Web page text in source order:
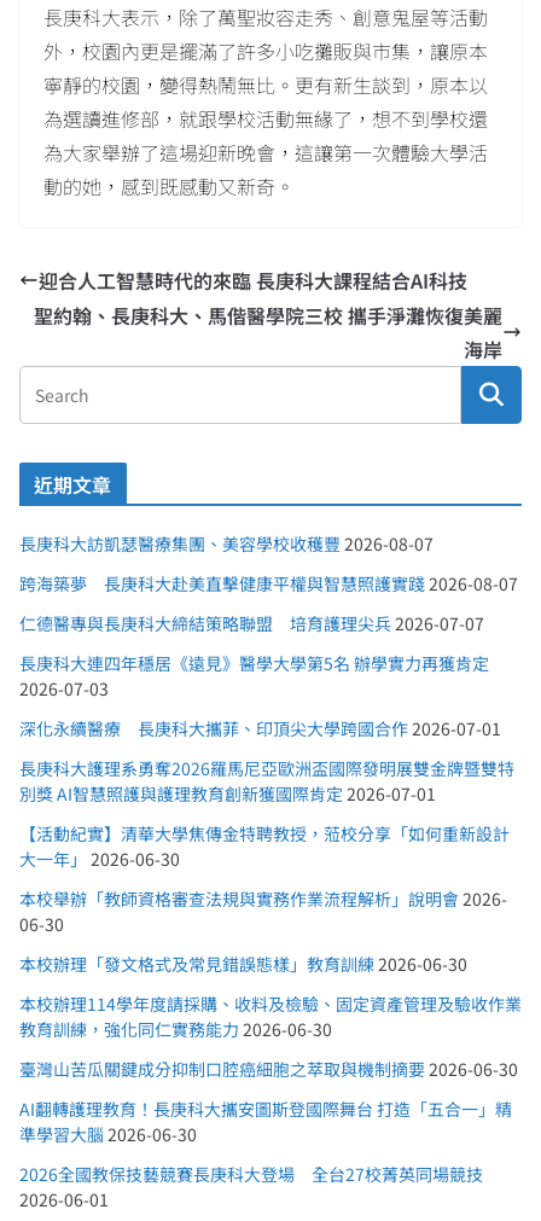
長庚科大表示，除了萬聖妝容走秀、創意鬼屋等活動
外，校園內更是擺滿了許多小吃攤販與市集，讓原本
寧靜的校園，變得熱鬧無比。更有新生談到，原本以
為選讀進修部，就跟學校活動無緣了，想不到學校還
為大家舉辦了這場迎新晚會，這讓第一次體驗大學活
動的她，感到既感動又新奇。
迎合人工智慧時代的來臨 長庚科大課程結合AI科技
聖約翰、長庚科大、馬偕醫學院三校 攜手淨灘恢復美麗
海岸
近期文章
長庚科大訪凱瑟醫療集團、美容學校收穫豐 2026-08-07
跨海築夢 長庚科大赴美直擊健康平權與智慧照護實踐 2026-08-07
仁德醫專與長庚科大締結策略聯盟 培育護理尖兵 2026-07-07
長庚科大連四年穩居《遠見》醫學大學第5名 辦學實力再獲肯定
2026-07-03
深化永續醫療 長庚科大攜菲、印頂尖大學跨國合作 2026-07-01
長庚科大護理系勇奪2026羅馬尼亞歐洲盃國際發明展雙金牌暨雙特
別獎 AI智慧照護與護理教育創新獲國際肯定 2026-07-01
【活動紀實】清華大學焦傳金特聘教授，蒞校分享「如何重新設計
大一年」
2026-06-30
本校舉辦「教師資格審查法規與實務作業流程解析」說明會 2026-
06-30
本校辦理「發文格式及常見錯誤態樣」教育訓練 2026-06-30
本校辦理114學年度請採購、收料及檢驗、固定資產管理及驗收作業
教育訓練，強化同仁實務能力 2026-06-30
臺灣山苦瓜關鍵成分抑制口腔癌細胞之萃取與機制摘要 2026-06-30
AI翻轉護理教育！長庚科大攜安圖斯登國際舞台 打造「五合一」精
準學習大腦 2026-06-30
2026全國教保技藝競賽長庚科大登場 全台27校菁英同場競技
2026-06-01